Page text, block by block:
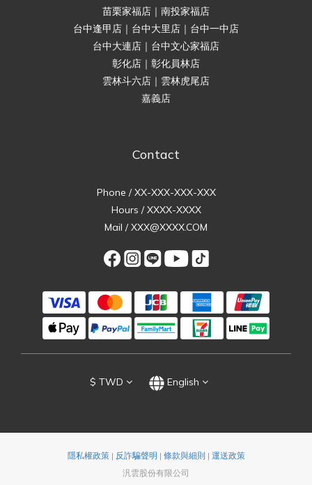
苗栗家福店｜南投家福店
台中逢甲店｜台中大里店｜台中一中店
台中大連店｜台中文心家福店
彰化店｜彰化員林店
雲林斗六店｜雲林虎尾店
嘉義店
Contact
Phone / XX-XXX-XXX-XXX
Hours / XXXX-XXXX
Mail / XXX@XXXX.COM
$ TWD English
隱私權政策| 反詐騙聲明 | 條款與細則 | 運送政策
汎雲股份有限公司